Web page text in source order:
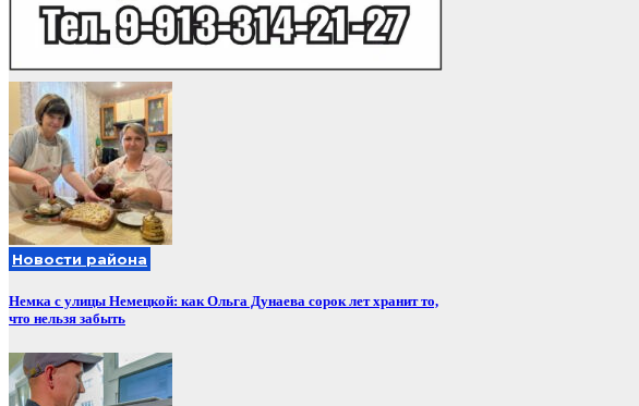
Новости района
Немка с улицы Немецкой: как Ольга Дунаева сорок лет хранит то,
что нельзя забыть